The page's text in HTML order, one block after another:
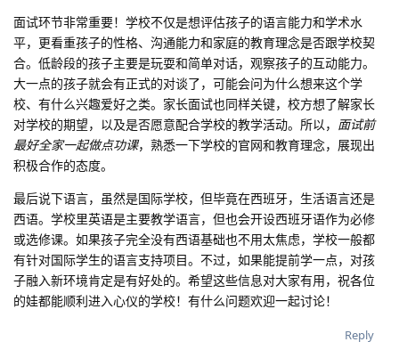
面试环节非常重要！学校不仅是想评估孩子的语言能力和学术水
平，更看重孩子的性格、沟通能力和家庭的教育理念是否跟学校契
合。低龄段的孩子主要是玩耍和简单对话，观察孩子的互动能力。
大一点的孩子就会有正式的对谈了，可能会问为什么想来这个学
校、有什么兴趣爱好之类。家长面试也同样关键，校方想了解家长
对学校的期望，以及是否愿意配合学校的教学活动。所以， 面试前
最好全家一起做点功课，熟悉一下学校的官网和教育理念，展现出
积极合作的态度。
最后说下语言，虽然是国际学校，但毕竟在西班牙，生活语言还是
西语。学校里英语是主要教学语言，但也会开设西班牙语作为必修
或选修课。如果孩子完全没有西语基础也不用太焦虑，学校一般都
有针对国际学生的语言支持项目。不过，如果能提前学一点，对孩
子融入新环境肯定是有好处的。希望这些信息对大家有用，祝各位
的娃都能顺利进入心仪的学校！有什么问题欢迎一起讨论！
Reply